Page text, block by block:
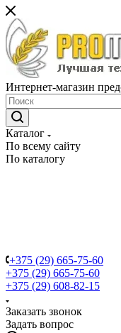
Интернет-магазин
Каталог
По всему сайту
По каталогу
+375 (29) 665-75-60
+375 (29) 665-75-60
+375 (29) 608-82-15
Заказать звонок
Задать вопрос